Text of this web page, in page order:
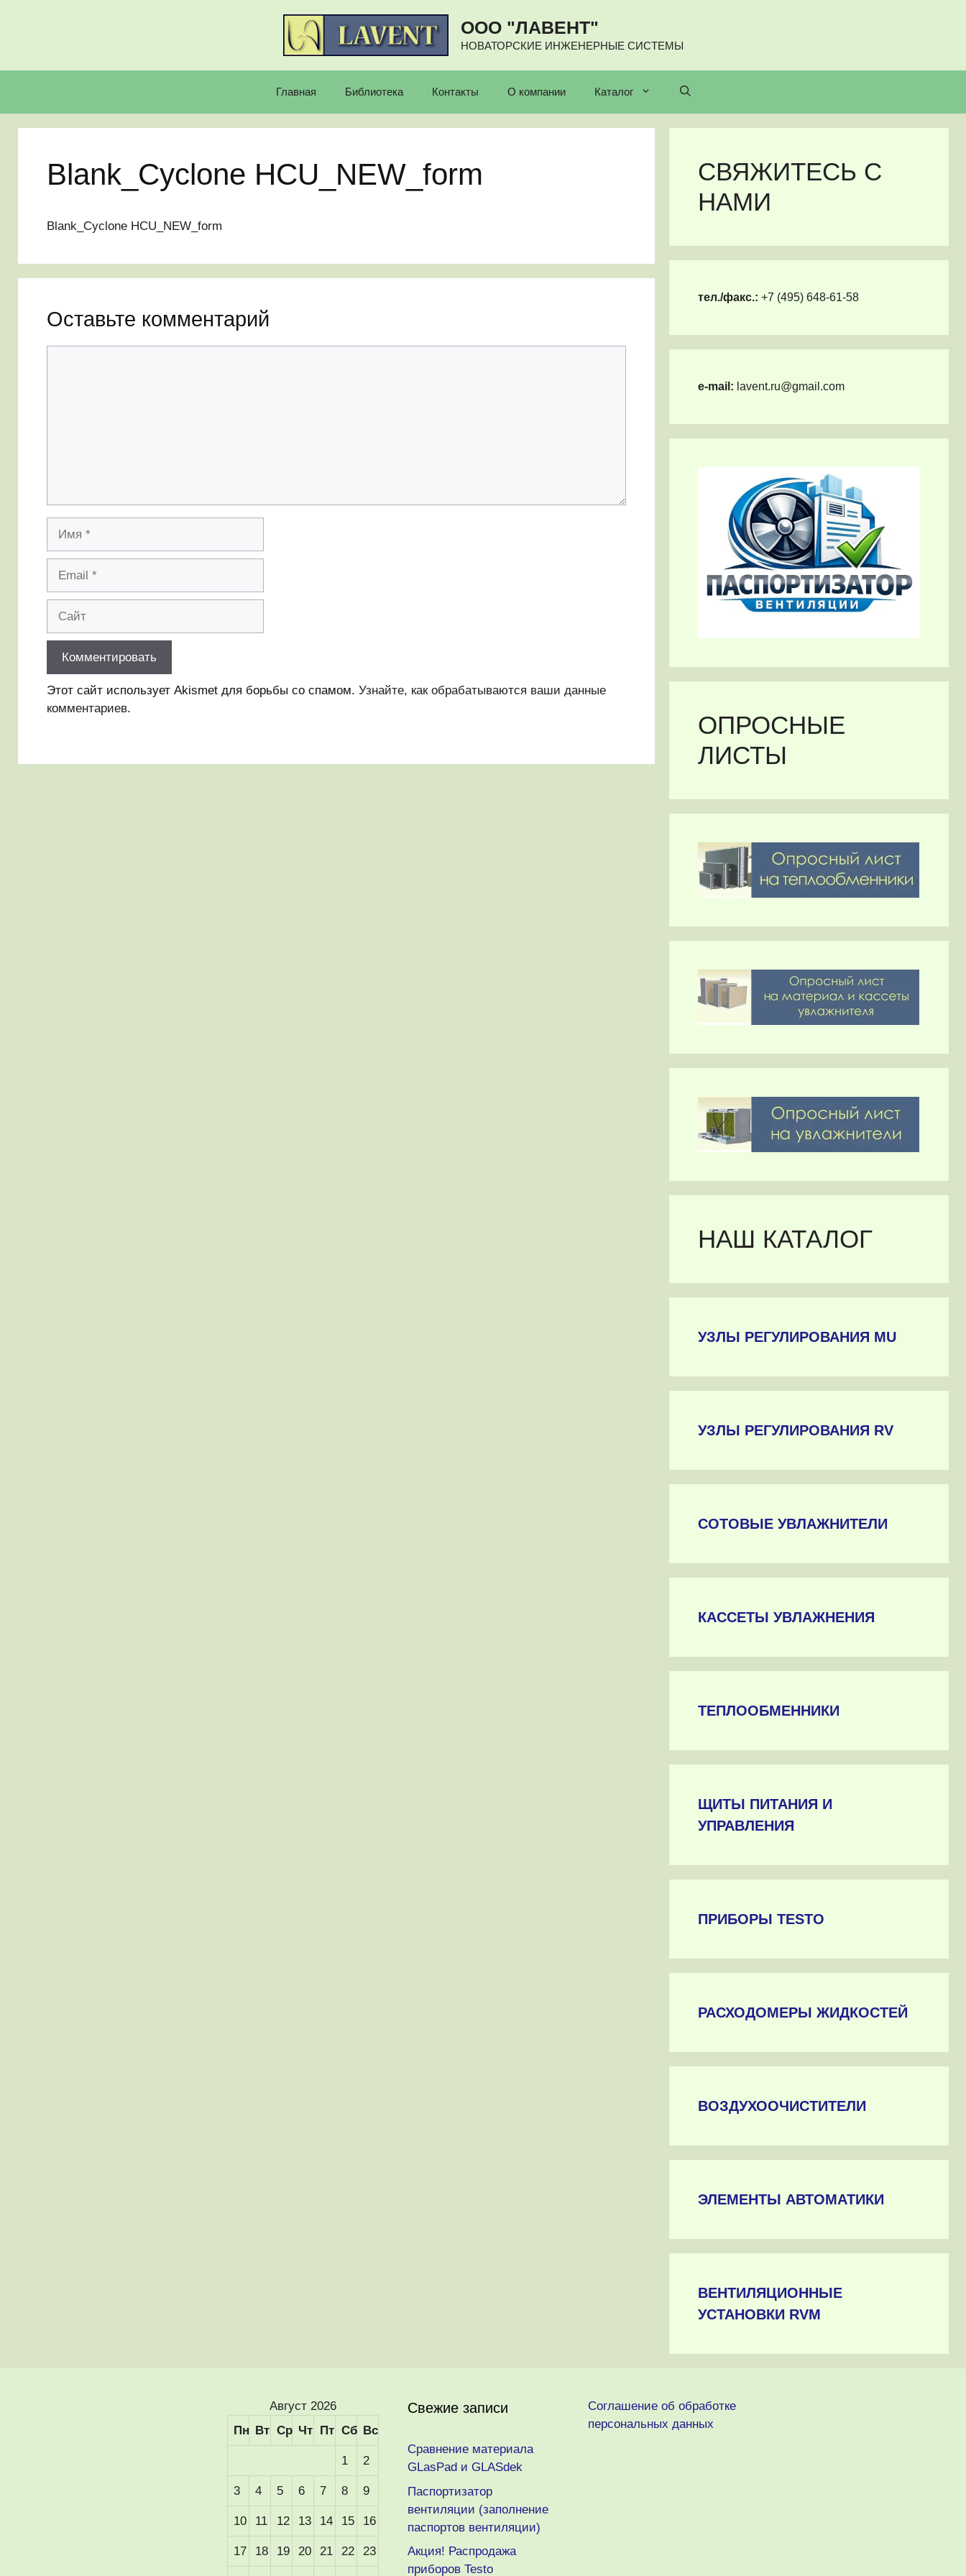
ООО "ЛАВЕНТ"
НОВАТОРСКИЕ ИНЖЕНЕРНЫЕ СИСТЕМЫ
Главная Библиотека Контакты О компании Каталог
Blank_Cyclone HCU_NEW_form
Blank_Cyclone HCU_NEW_form
Оставьте комментарий
Этот сайт использует Akismet для борьбы со спамом. Узнайте, как обрабатываются ваши данные
комментариев.
СВЯЖИТЕСЬ С
НАМИ
тел./факс.: +7 (495) 648-61-58
e-mail: lavent.ru@gmail.com
ОПРОСНЫЕ
ЛИСТЫ
НАШ КАТАЛОГ
УЗЛЫ РЕГУЛИРОВАНИЯ MU
УЗЛЫ РЕГУЛИРОВАНИЯ RV
СОТОВЫЕ УВЛАЖНИТЕЛИ
КАССЕТЫ УВЛАЖНЕНИЯ
ТЕПЛООБМЕННИКИ
ЩИТЫ ПИТАНИЯ И
УПРАВЛЕНИЯ
ПРИБОРЫ TESTO
РАСХОДОМЕРЫ ЖИДКОСТЕЙ
ВОЗДУХООЧИСТИТЕЛИ
ЭЛЕМЕНТЫ АВТОМАТИКИ
ВЕНТИЛЯЦИОННЫЕ
УСТАНОВКИ RVM
Август 2026
Пн Вт Ср Чт Пт Сб Вс
1 2
3 4 5 6 7 8 9
10 11 12 13 14 15 16
17 18 19 20 21 22 23
Свежие записи
Сравнение материала
GLasPad и GLASdek
Паспортизатор
вентиляции (заполнение
паспортов вентиляции)
Акция! Распродажа
приборов Testo
Соглашение об обработке
персональных данных